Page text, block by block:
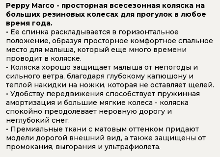
Peppy Marco - просторная всесезонная коляска на
больших резиновых колесах для прогулок в любое
время года.
• Ее спинка раскладывается в горизонтальное
положение, образуя просторное комфортное спальное
место для малыша, который еще много времени
проводит в коляске.
• Коляска хорошо защищает малыша от непогоды и
сильного ветра, благодаря глубокому капюшону и
теплой накидки на ножки, которая не оставляет щелей.
• Удобству передвижения способствует пружинная
амортизация и большие мягкие колеса - коляска
спокойно преодолевает неровную дорогу и
неглубокий снег.
• Премиальные ткани с матовым оттенком придают
модели дорогой внешний вид, а также защищены от
промокания, выгорания и ультрафиолета.